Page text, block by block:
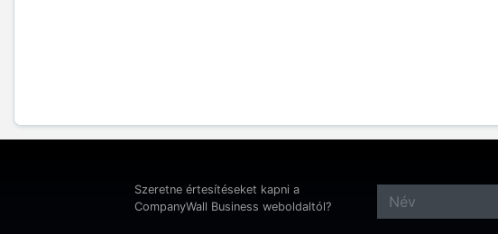
Szeretne értesítéseket kapni a
CompanyWall Business weboldaltól?